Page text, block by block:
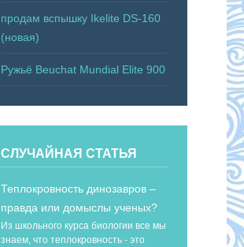
продам вспышку Ikelite DS-160
(новая)
Ружьё Beuchat Mundial Elite 900
СЛУЧАЙНАЯ СТАТЬЯ
Теплокровность динозавров –
правда или домыслы ученых?
Из школьного курса биологии все мы
знаем, что теплокровность - это